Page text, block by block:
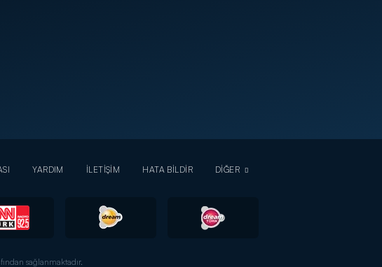
YARDIM İLETİŞİM HATA BİLDİR DİĞER
sağlanmaktadır.